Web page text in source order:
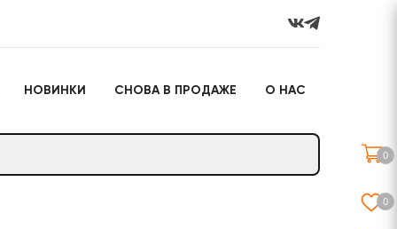
НОВИНКИ СНОВА В ПРОДАЖЕ О НАС
Настольные игры
Подарочные наборы
Слайм
0
0